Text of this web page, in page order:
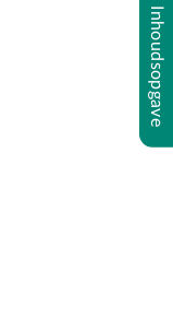
Inhoudsopgave